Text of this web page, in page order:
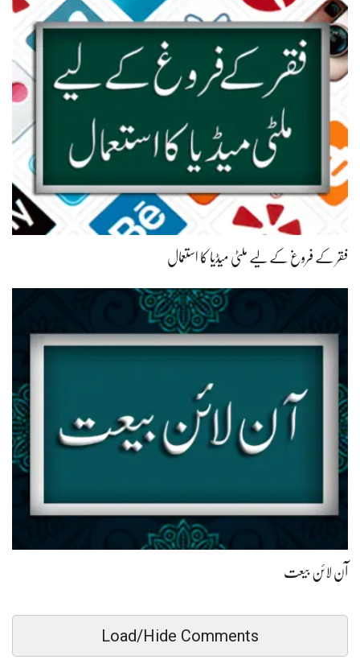
فقر کے فروغ کے لیے ملٹی میڈیا کا استعمال
آن لائن بیعت
Load/Hide Comments